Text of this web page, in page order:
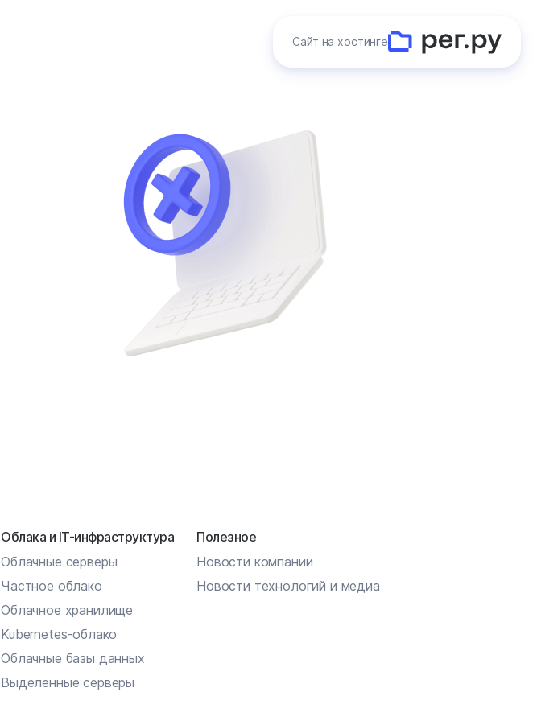
Сайт на хостинге
Облака и IT-инфраструктура
Облачные серверы
Частное облако
Облачное хранилище
Kubernetes-облако
Облачные базы данных
Выделенные серверы
Полезное
Новости компании
Новости технологий и медиа